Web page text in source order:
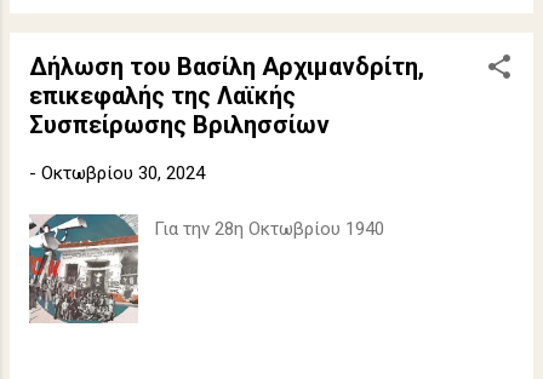
Δήλωση του Βασίλη Αρχιμανδρίτη,
επικεφαλής της Λαϊκής
Συσπείρωσης Βριλησσίων
- Οκτωβρίου 30, 2024
Για την 28η Οκτωβρίου 1940